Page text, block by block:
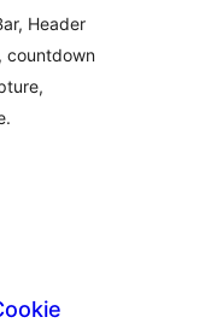
Header
countdown